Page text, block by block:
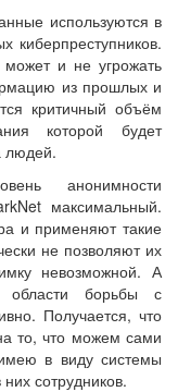
используются в
киберпреступников.
и не угрожать
из прошлых и
критичный объём
которой будет
людей.
анонимности
максимальный.
и применяют такие
не позволяют их
невозможной. А
области борьбы с
Получается, что
то, что можем сами
в виду системы
сотрудников.